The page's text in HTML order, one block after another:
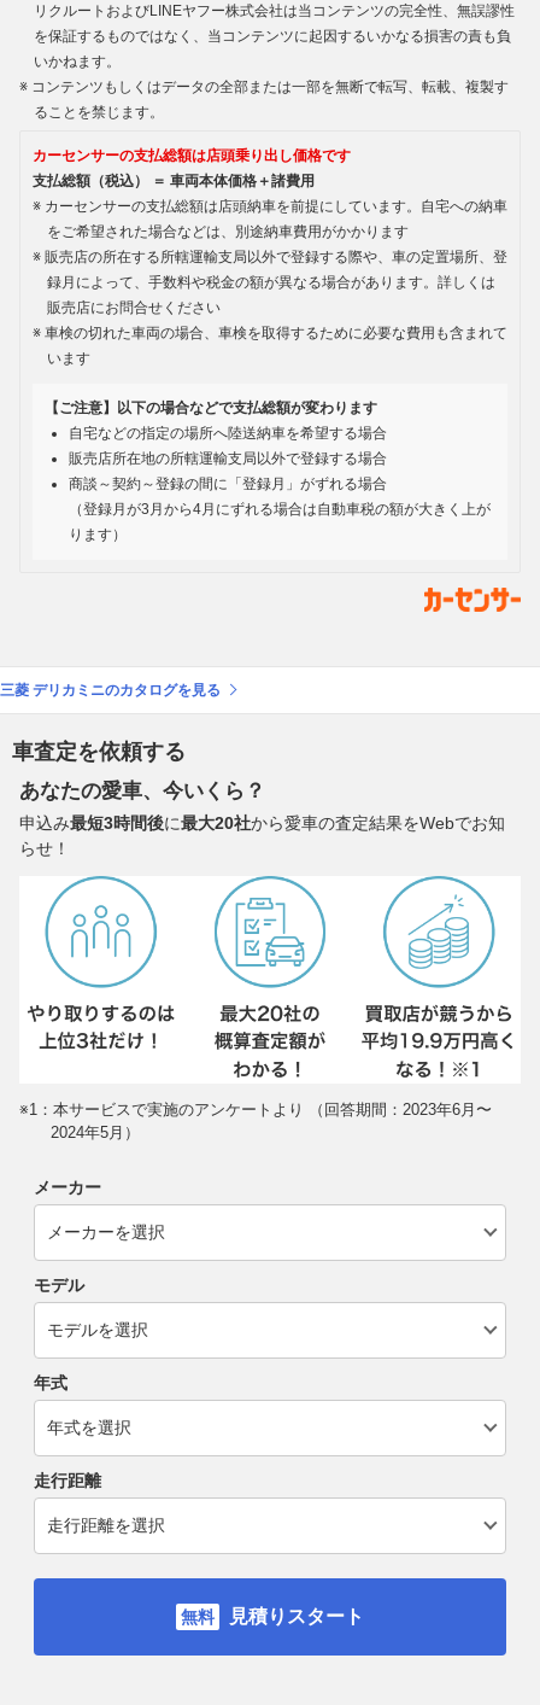
リクルートおよびLINEヤフー株式会社は当コンテンツの完全性、無誤謬性
を保証するものではなく、当コンテンツに起因するいかなる損害の責も負
いかねます。
コンテンツもしくはデータの全部または一部を無断で転写、転載、複製す
ることを禁じます。
カーセンサーの支払総額は店頭乗り出し価格です
支払総額（税込） ＝ 車両本体価格＋諸費用
カーセンサーの支払総額は店頭納車を前提にしています。自宅への納車
をご希望された場合などは、別途納車費用がかかります
販売店の所在する所轄運輸支局以外で登録する際や、車の定置場所、登
録月によって、手数料や税金の額が異なる場合があります。詳しくは
販売店にお問合せください
車検の切れた車両の場合、車検を取得するために必要な費用も含まれて
います
【ご注意】以下の場合などで支払総額が変わります
自宅などの指定の場所へ陸送納車を希望する場合
販売店所在地の所轄運輸支局以外で登録する場合
商談～契約～登録の間に「登録月」がずれる場合
（登録月が3月から4月にずれる場合は自動車税の額が大きく上が
ります）
三菱 デリカミニのカタログを見る
車査定を依頼する
あなたの愛車、今いくら？
申込み最短3時間後に最大20社から愛車の査定結果をWebでお知
らせ！
※1：本サービスで実施のアンケートより （回答期間：2023年6月〜
2024年5月）
メーカー
モデル
年式
走行距離
見積りスタート